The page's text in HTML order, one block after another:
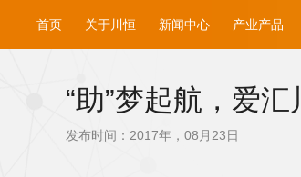
首页 关于川恒 新闻中心 产业产品
“助”梦起航，爱汇
发布时间：2017年，08月23日